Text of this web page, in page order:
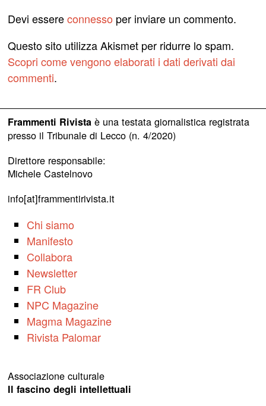
Devi essereconnesso per inviare un commento.
Questo sito utilizza Akismet per ridurre lo spam.
Scopri come vengono elaborati i dati derivati dai
commenti.
Frammenti Rivistaè una testata giornalistica registrata
presso il Tribunale di Lecco (n. 4/2020)
Direttore responsabile:
Michele Castelnovo
info[at]frammentirivista.it
Chi siamo
Manifesto
Collabora
Newsletter
FR Club
NPC Magazine
Magma Magazine
Rivista Palomar
Associazione culturale
Il fascino degli intellettuali